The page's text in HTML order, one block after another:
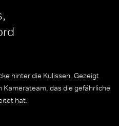
hinter die Kulissen. Gezeigt
das die gefährliche
hat.